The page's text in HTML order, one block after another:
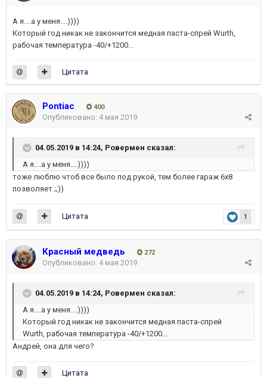
А я....а у меня....))))
Который год никак не закончится медная паста-спрей Wurth,
рабочая температура -40/+1200...
Цитата
Pontiac 400
Опубликовано: 4 мая 2019
04.05.2019 в 14:24, Ровермен сказал:
А я....а у меня....))))
тоже люблю чтоб все было под рукой, тем более гараж 6х8
позволяет ;;))
1
Цитата
Красный медведь 272
Опубликовано: 4 мая 2019
04.05.2019 в 14:24, Ровермен сказал:
А я....а у меня....))))
Который год никак не закончится медная паста-спрей
Wurth, рабочая температура -40/+1200...
Андрей, она для чего?
Цитата